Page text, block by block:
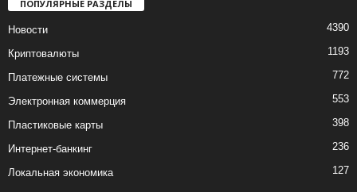
ПОПУЛЯРНЫЕ РАЗДЕЛЫ
Новости 4390
Криптовалюты 1193
Платежные системы 772
Электронная коммерция 553
Пластиковые карты 398
Интернет-банкинг 236
Локальная экономика 127